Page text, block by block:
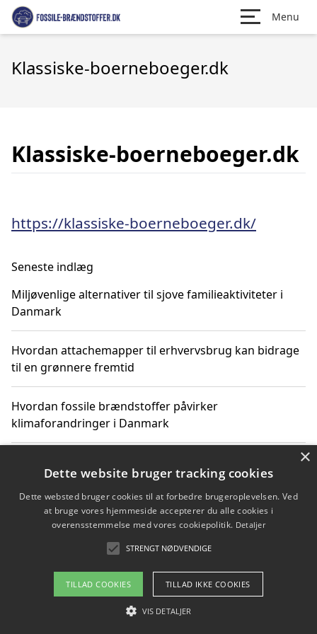
Menu
Klassiske-boerneboeger.dk
Klassiske-boerneboeger.dk
https://klassiske-boerneboeger.dk/
Seneste indlæg
Miljøvenlige alternativer til sjove familieaktiviteter i
Danmark
Hvordan attachemapper til erhvervsbrug kan bidrage
til en grønnere fremtid
Hvordan fossile brændstoffer påvirker
klimaforandringer i Danmark
klimaændringer
Hvordan citater om fossile brændstoffer kan ændre
Copyright 2026 - Pilanto Aps
Om / kontakt
×
Dette website bruger tracking cookies
Dette websted bruger cookies til at forbedre brugeroplevelsen. Ved
at bruge vores hjemmeside accepterer du alle cookies i
overensstemmelse med vores cookiepolitik. Detaljer
STRENGT NØDVENDIGE
TILLAD COOKIES TILLAD IKKE COOKIES
VIS DETALJER